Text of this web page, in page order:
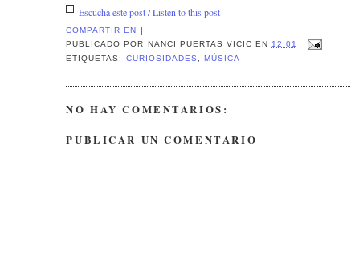
Escucha este post / Listen to this post
COMPARTIR EN
|
PUBLICADO POR NANCI PUERTAS VICIC EN 12:01
ETIQUETAS: CURIOSIDADES MÚSICA
NO HAY COMENTARIOS:
PUBLICAR UN COMENTARIO